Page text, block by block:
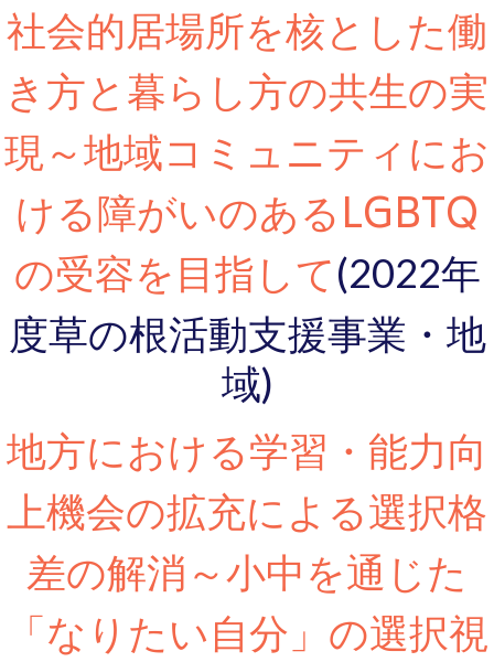
社会的居場所を核とした働
き方と暮らし方の共生の実
現～地域コミュニティにお
ける障がいのあるLGBTQ
の受容を目指して(2022年
度草の根活動支援事業・地
域)
地方における学習・能力向
上機会の拡充による選択格
差の解消～小中を通じた
「なりたい自分」の選択視